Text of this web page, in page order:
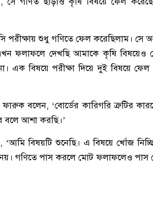
পরীক্ষায় শুধু গণিতে ফেল করেছিলাম। সে
ফলাফলে দেখছি আমাকে কৃষি বিষয়েও
এক বিষয়ে পরীক্ষা দিয়ে দুই বিষয়ে ফেল
বলেন, ‘বোর্ডের কারিগরি ত্রুটির
বলে আশা করছি।’
বিষয়টি শুনেছি। এ বিষয়ে খোঁজ
গণিতে পাস করলে মোট ফলাফলেও পাস